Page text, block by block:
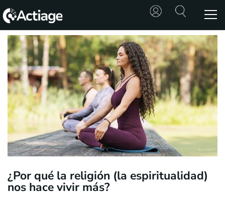
SHOP
TRATAMIENTOS
CONSULTA
CONOCE
ACTIAGE
RECURSOS
¿Por qué la religión (la espiritualidad)
nos hace vivir más?